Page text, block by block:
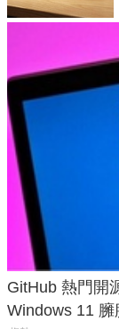
GitHub 熱門開
Windows 11